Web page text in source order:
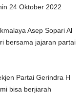
24 Oktober 2022
Asep Sopari Al
bersama jajaran partai
Partai Gerindra H
bisa berjiarah